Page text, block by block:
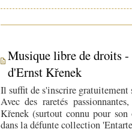
Musique libre de droits
d'Ernst Křenek
Il suffit de s'inscrire gratuitement
Avec des raretés
Křenek (surtout connu pour
dans la défunte collection